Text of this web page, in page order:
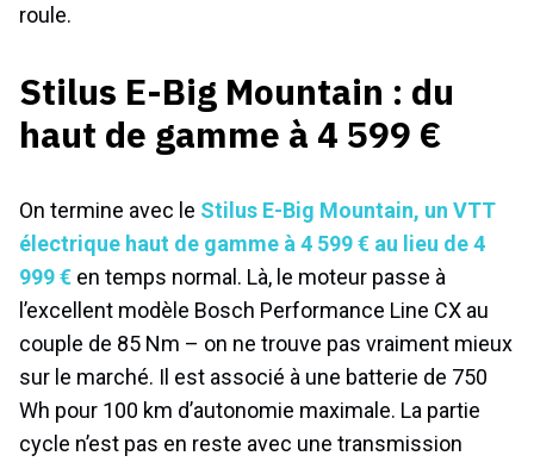
roule.
Stilus E-Big Mountain : du
haut de gamme à 4 599 €
On termine avec le Stilus E-Big Mountain, un VTT
électrique haut de gamme à 4 599 € au lieu de 4
999 € en temps normal. Là, le moteur passe à
l’excellent modèle Bosch Performance Line CX au
couple de 85 Nm – on ne trouve pas vraiment mieux
sur le marché. Il est associé à une batterie de 750
Wh pour 100 km d’autonomie maximale. La partie
cycle n’est pas en reste avec une transmission